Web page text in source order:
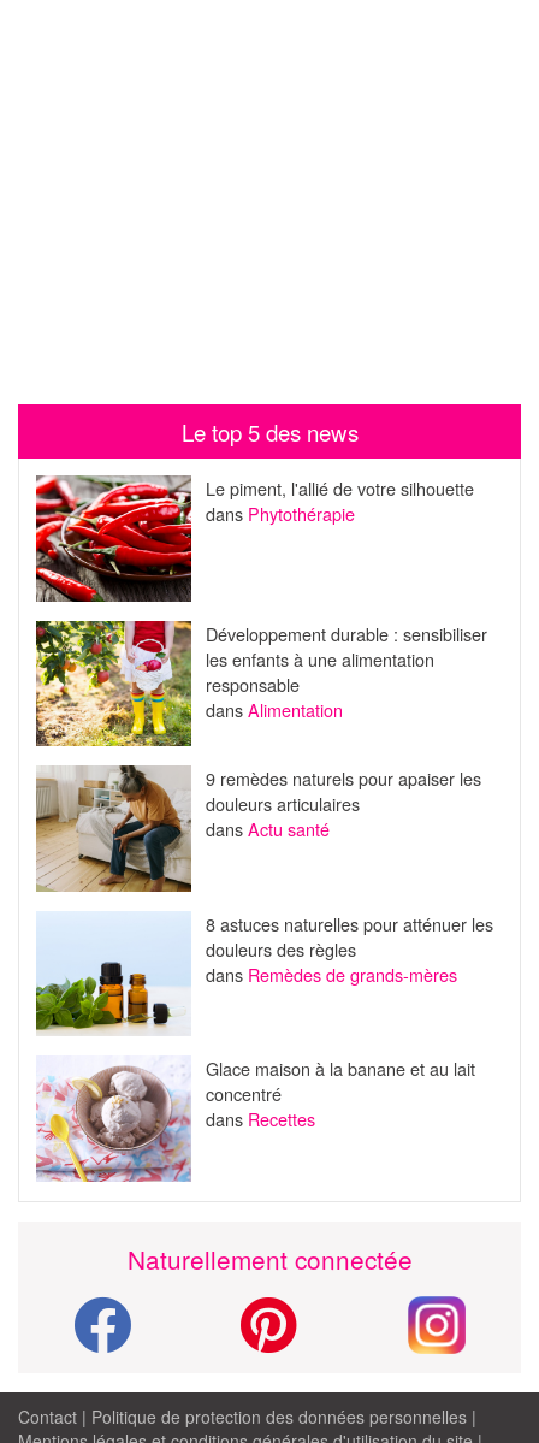
Le top 5 des news
Le piment, l'allié de votre silhouette
dans Phytothérapie
Développement durable : sensibiliser
les enfants à une alimentation
responsable
dansAlimentation
9 remèdes naturels pour apaiser les
douleurs articulaires
dansActu santé
8 astuces naturelles pour atténuer les
douleurs des règles
dans Remèdes de grands-mères
Glace maison à la banane et au lait
concentré
dans Recettes
Naturellement connectée
Contact | Politique de protection des données personnelles |